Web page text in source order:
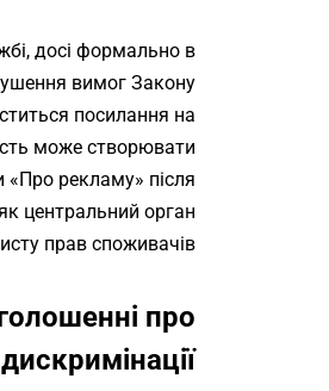
досі формально в
вимог Закону
посилання на
може створювати
«Про рекламу» після
центральний орган
прав споживачів.
про